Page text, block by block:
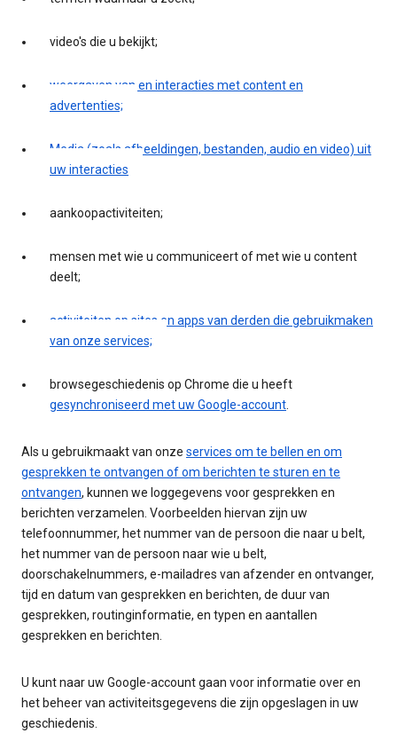
video's die u bekijkt;
weergaven van en interacties met content en
advertenties;
Media (zoals afbeeldingen, bestanden, audio en video) uit
uw interacties
aankoopactiviteiten;
mensen met wie u communiceert of met wie u content
deelt;
activiteiten op sites en apps van derden die gebruikmaken
van onze services;
browsegeschiedenis op Chrome die u heeft
gesynchroniseerd met uw Google-account.
Als u gebruikmaakt van onze services om te bellen en om
gesprekken te ontvangen of om berichten te sturen en te
ontvangen, kunnen we loggegevens voor gesprekken en
berichten verzamelen. Voorbeelden hiervan zijn uw
telefoonnummer, het nummer van de persoon die naar u belt,
het nummer van de persoon naar wie u belt,
doorschakelnummers, e-mailadres van afzender en ontvanger,
tijd en datum van gesprekken en berichten, de duur van
gesprekken, routinginformatie, en typen en aantallen
gesprekken en berichten.
U kunt naar uw Google-account gaan voor informatie over en
het beheer van activiteitsgegevens die zijn opgeslagen in uw
geschiedenis.